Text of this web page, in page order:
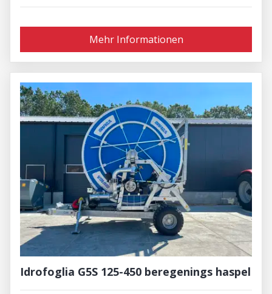
Mehr Informationen
Idrofoglia G5S 125-450 beregenings haspel